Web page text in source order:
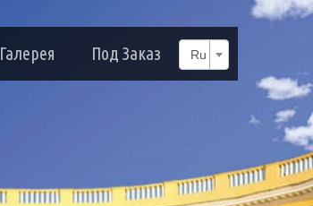
Галерея Под Заказ Ru